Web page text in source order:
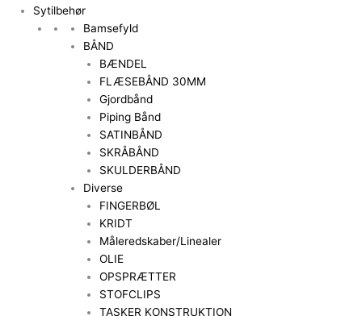
Sytilbehør
Bamsefyld
BÅND
BÆNDEL
FLÆSEBÅND 30MM
Gjordbånd
Piping Bånd
SATINBÅND
SKRÅBÅND
SKULDERBÅND
Diverse
FINGERBØL
KRIDT
Måleredskaber/Linealer
OLIE
OPSPRÆTTER
STOFCLIPS
TASKER KONSTRUKTION